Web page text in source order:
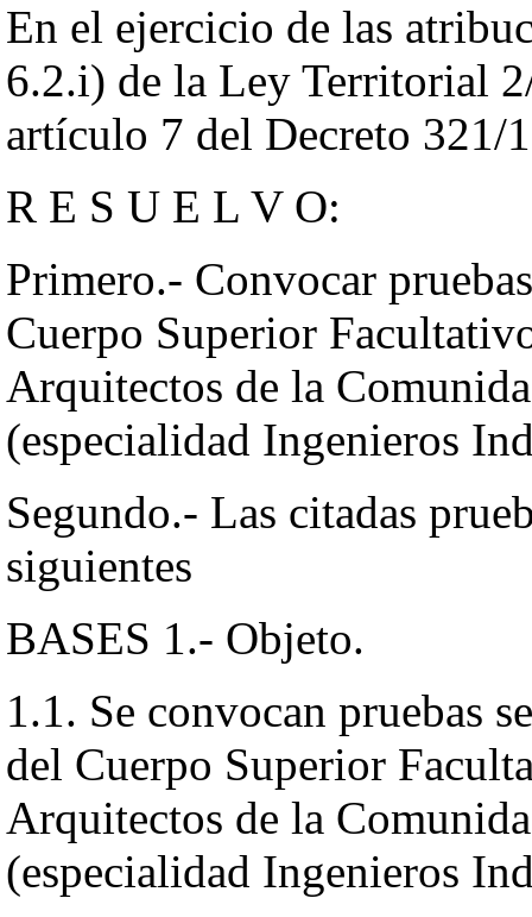
En el ejercicio de las
6.2.i) de la Ley Territorial
artículo 7 del Decreto 321/
R E S U E L V O:
Primero.- Convocar
Cuerpo Superior
Arquitectos de la
(especialidad Ingenieros
Segundo.- Las citadas
siguientes
BASES 1.- Objeto.
1.1. Se convocan pruebas
del Cuerpo Superior
Arquitectos de la
(especialidad Ingenieros